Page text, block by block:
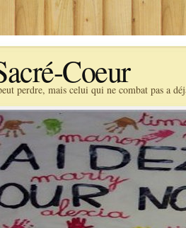
Coeur
perdre, mais celui qui ne combat pas a